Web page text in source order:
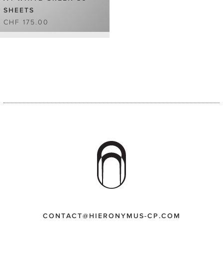
SHEETS
CHF 175.00
CONTACT@HIERONYMUS-CP.COM